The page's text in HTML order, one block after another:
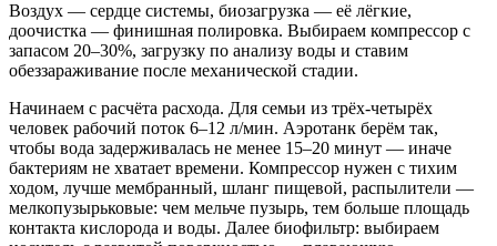
Воздух — сердце системы, биозагрузка — её лёгкие,
доочистка — финишная полировка. Выбираем компрессор с
запасом 20–30%, загрузку по анализу воды и ставим
обеззараживание после механической стадии.
Начинаем с расчёта расхода. Для семьи из трёх-четырёх
человек рабочий поток 6–12 л/мин. Аэротанк берём так,
чтобы вода задерживалась не менее 15–20 минут — иначе
бактериям не хватает времени. Компрессор нужен с тихим
ходом, лучше мембранный, шланг пищевой, распылители —
мелкопузырьковые: чем мельче пузырь, тем больше площадь
контакта кислорода и воды. Далее биофильтр: выбираем